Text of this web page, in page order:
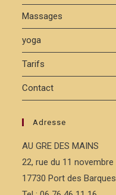
Massages
yoga
Tarifs
Contact
Adresse
AU GRE DES MAINS
22, rue du 11 novembre
17730 Port des Barques